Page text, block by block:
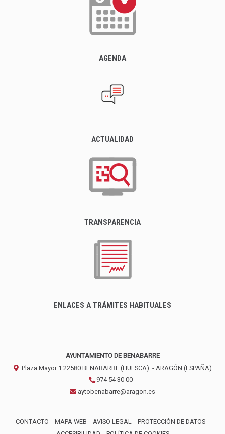
AGENDA
ACTUALIDAD
TRANSPARENCIA
ENLACES A TRÁMITES HABITUALES
AYUNTAMIENTO DE BENABARRE
Plaza Mayor 1 22580 BENABARRE (HUESCA) - ARAGÓN (ESPAÑA)
974 54 30 00
aytobenabarre@aragon.es
CONTACTO MAPA WEB AVISO LEGAL
PROTECCIÓN DE DATOS